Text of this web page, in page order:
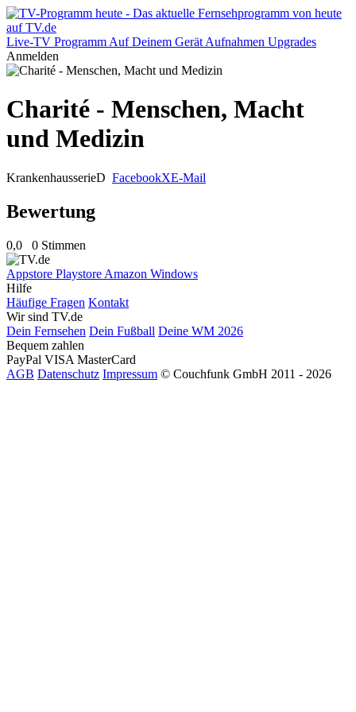
Live-TV Programm Auf Deinem Gerät Aufnahmen Upgrades
Anmelden
Charité - Menschen, Macht
und Medizin
KrankenhausserieD FacebookXE-Mail
Bewertung
0,0 0 Stimmen
Appstore Playstore Amazon Windows
Hilfe
Häufige Fragen Kontakt
Wir sind TV.de
Dein Fernsehen Dein Fußball Deine WM 2026
Bequem zahlen
PayPal VISA MasterCard
AGB Datenschutz Impressum © Couchfunk GmbH 2011 - 2026